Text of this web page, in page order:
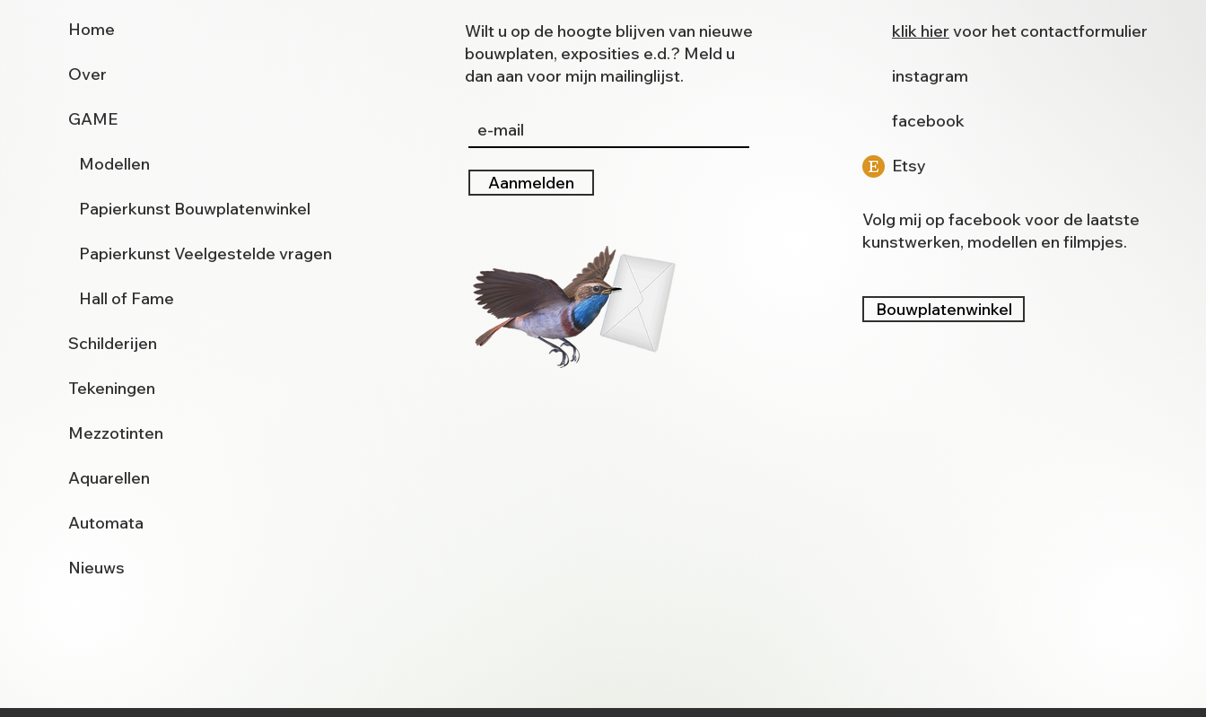
Home
Over
GAME
Modellen
Papierkunst Bouwplatenwinkel
Papierkunst Veelgestelde vragen
Hall of Fame
Schilderijen
Tekeningen
Mezzotinten
Aquarellen
Automata
Nieuws
Wilt u op de hoogte blijven van nieuwe
bouwplaten, exposities e.d.? Meld u
dan aan voor mijn mailinglijst.
Aanmelden
klik hier voor het contactformulier
instagram
facebook
Etsy
Volg mij opfacebookvoor de laatste
kunstwerken, modellen en filmpjes.
Bouwplatenwinkel